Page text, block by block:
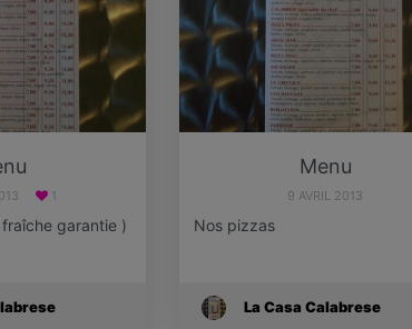
1
garantie )
Menu
9 AVRIL 2013
Nos pizzas
La Casa Calabrese